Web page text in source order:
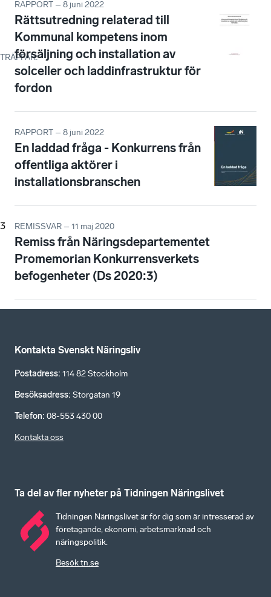
TRÄFFAR:
3
RAPPORT – 8 juni 2022
Rättsutredning relaterad till
Kommunal kompetens inom
försäljning och installation av
solceller och laddinfrastruktur för
fordon
RAPPORT – 8 juni 2022
En laddad fråga - Konkurrens från
offentliga aktörer i
installationsbranschen
REMISSVAR – 11 maj 2020
Remiss från Näringsdepartementet
Promemorian Konkurrensverkets
befogenheter (Ds 2020:3)
Kontakta Svenskt Näringsliv
Postadress: 114 82 Stockholm
Besöksadress: Storgatan 19
Telefon: 08-553 430 00
Kontakta oss
Ta del av fler nyheter på Tidningen Näringslivet
Tidningen Näringslivet är för dig som är intresserad av
företagande, ekonomi, arbetsmarknad och
näringspolitik.
Besök tn.se